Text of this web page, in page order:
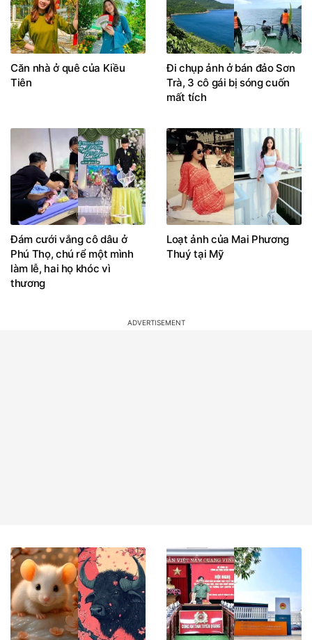
Căn nhà ở quê của Kiều
Tiên
Đi chụp ảnh ở bán đảo Sơn
Trà, 3 cô gái bị sóng cuốn
mất tích
Đám cưới vắng cô dâu ở
Phú Thọ, chú rể một mình
làm lễ, hai họ khóc vì
thương
Loạt ảnh của Mai Phương
Thuý tại Mỹ